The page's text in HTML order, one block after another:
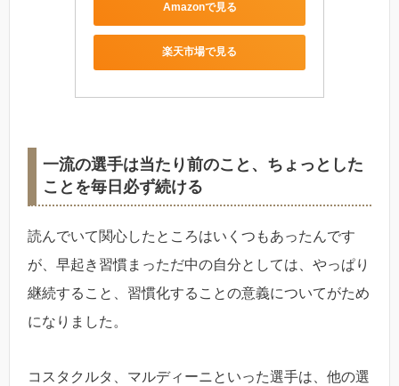
Amazonで見る
楽天市場で見る
一流の選手は当たり前のこと、ちょっとした
ことを毎日必ず続ける
読んでいて関心したところはいくつもあったんです
が、早起き習慣まっただ中の自分としては、やっぱり
継続すること、習慣化することの意義についてがため
になりました。
コスタクルタ、マルディーニといった選手は、他の選